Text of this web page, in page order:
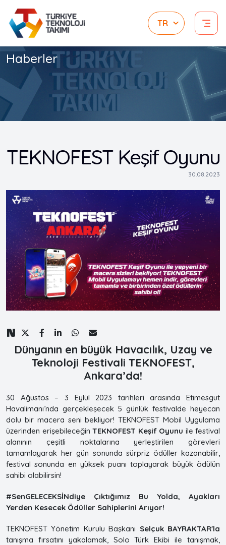
Haberler
TEKNOFEST Keşif Oyunu
30.08.2023
Dünyanın en büyük Havacılık, Uzay ve
Teknoloji Festivali TEKNOFEST,
Ankara’da!
30 Ağustos – 3 Eylül 2023 tarihleri arasında Etimesgut
Havalimanı’nda gerçekleşecek 5 günlük festivalde heyecan
dolu bir macera seni bekliyor! TEKNOFEST Mobil Uygulama
üzerinden erişebileceğin TEKNOFEST Keşif Oyunu ile festival
alanının çeşitli noktalarına yerleştirilen görevleri
tamamlayarak her gün sonunda sürpriz ödüller kazanabilir,
festival sonunda en yüksek puanı toplayarak büyük ödülün
sahibi olabilirsin!
#SenGELECEKSİNdiye Çıktığımız Bu Yolda, Ayakları
Yerden Kesecek Ödüller Sahiplerini Arıyor!
TEKNOFEST Yönetim Kurulu Başkanı Selçuk BAYRAKTAR'la
tanışma fırsatını yakalamak, Solo Türk Ekibi ile tanışmak,